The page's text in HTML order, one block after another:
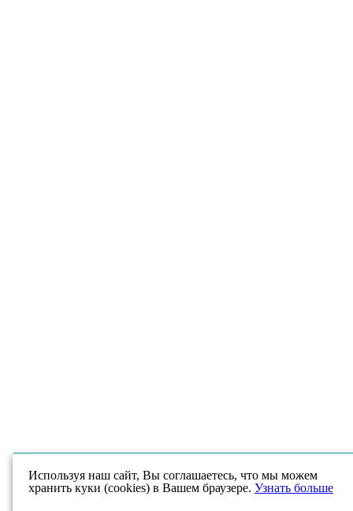
Используя наш сайт, Вы соглашаетесь, что мы можем
хранить куки (cookies) в Вашем браузере. Узнать больше